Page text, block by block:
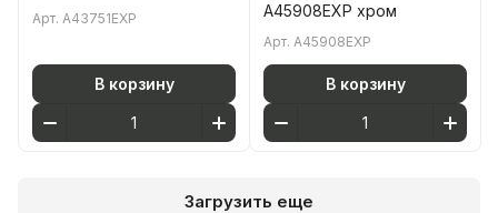
Арт. A43751EXP
В корзину
A45908EXP хром
Арт. A45908EXP
В корзину
Загрузить еще